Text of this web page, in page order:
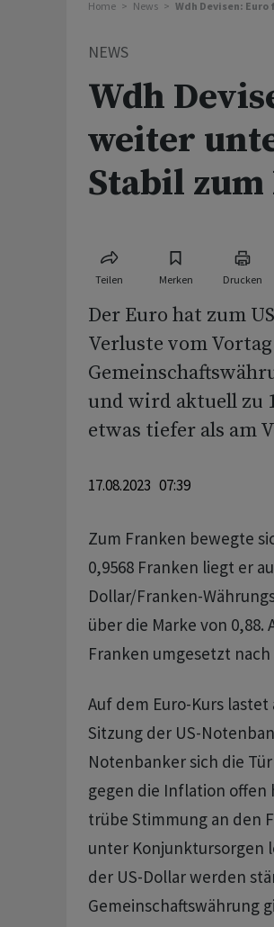
Home News Wdh Devisen: Euro
NEWS
Wdh
weiter
Stabil
Teilen Merken Drucken
Der Euro hat zum
Verluste vom
und wird aktuell zu
etwas tiefer als am
17.08.2023 07:39
Zum Franken bewegte
0,9568 Franken liegt er
Dollar/Franken-
über die Marke von 0,88.
Franken umgesetzt
Auf dem Euro-Kurs
Sitzung der US-
Notenbanker sich die
gegen die Inflation offen
trübe Stimmung an den
unter Konjunktursorgen
der US-Dollar werden
Gemeinschaftswährung